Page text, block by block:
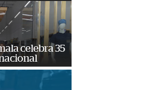
celebra 35